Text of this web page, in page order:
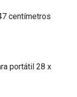
centímetros
portátil 28 x